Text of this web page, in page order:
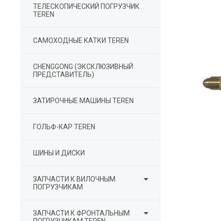
ТЕЛЕСКОПИЧЕСКИЙ ПОГРУЗЧИК
TEREN
САМОХОДНЫЕ КАТКИ TEREN
СHENGGONG (ЭКСКЛЮЗИВНЫЙ
ПРЕДСТАВИТЕЛЬ)
ЗАТИРОЧНЫЕ МАШИНЫ TEREN
ГОЛЬФ-КАР TEREN
ШИНЫ И ДИСКИ
ЗАПЧАСТИ К ВИЛОЧНЫМ
ПОГРУЗЧИКАМ

ЗАПЧАСТИ К ФРОНТАЛЬНЫМ
